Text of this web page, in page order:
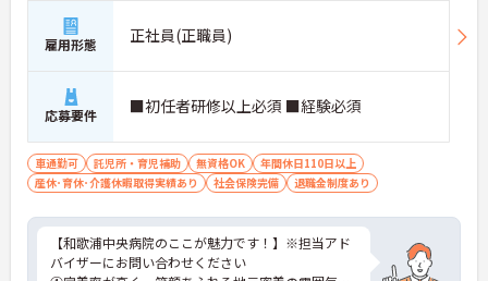
雇用形態 正社員(正職員)
応募要件 ■初任者研修以上必須 ■経験必須
車通勤可 託児所・育児補助 無資格OK
年間休日110日以上
産休･育休･介護休暇取得実績あり
社会保険完備 退職金制度あり
【和歌浦中央病院のここが魅力です！】※担当アド
バイザーにお問い合わせください